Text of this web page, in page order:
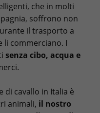
che in molti
soffrono non
il trasporto a
li commerciano. I
senza cibo, acqua e
di cavallo in Italia è
animali, il nostro